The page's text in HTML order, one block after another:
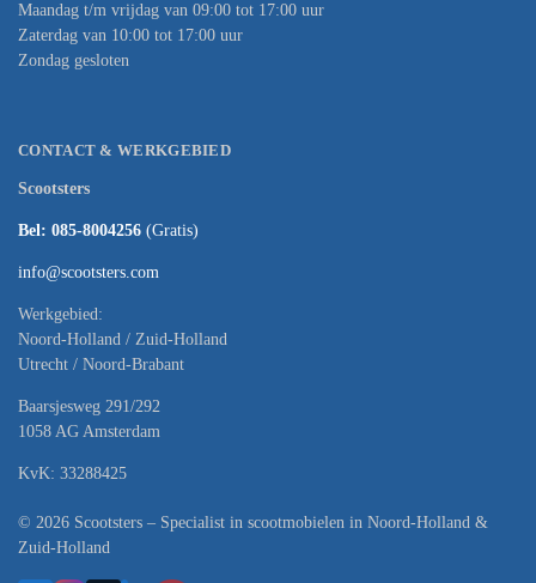
Maandag t/m vrijdag van 09:00 tot 17:00 uur
Zaterdag van 10:00 tot 17:00 uur
Zondag gesloten
CONTACT & WERKGEBIED
Scootsters
Bel: 085-8004256 (Gratis)
info@scootsters.com
Werkgebied:
Noord-Holland / Zuid-Holland
Utrecht / Noord-Brabant
Baarsjesweg 291/292
1058 AG Amsterdam
KvK: 33288425
© 2026 Scootsters – Specialist in scootmobielen in Noord-Holland &
Zuid-Holland